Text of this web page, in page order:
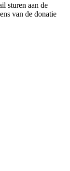
sturen aan de
van de donatie